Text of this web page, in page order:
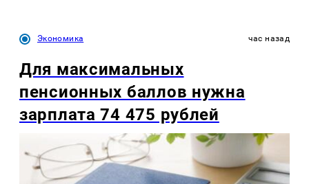
Экономика час назад
Для максимальных
пенсионных баллов нужна
зарплата 74 475 рублей